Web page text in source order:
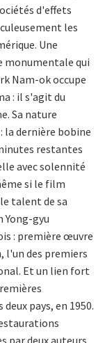
d'effets
les
Une
monumentale qui
Nam-ok occupe
: il s'agit du
Sa nature
dernière bobine
restantes
avec solennité
si le film
talent de sa
Yong-gyu
: première œuvre
l'un des premiers
Et un lien fort
pays, en 1950.
par deux auteurs